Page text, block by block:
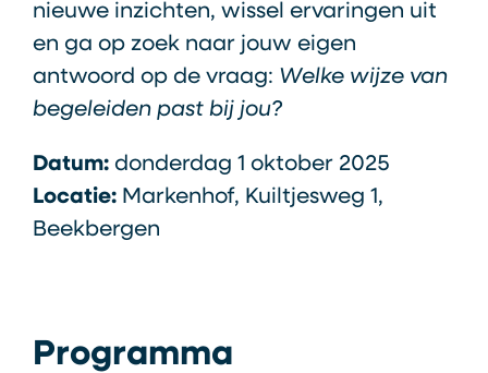
nieuwe inzichten, wissel ervaringen uit
en ga op zoek naar jouw eigen
antwoord op de vraag: Welke wijze van
begeleiden past bij jou?
Datum: donderdag 1 oktober 2025
Locatie: Markenhof, Kuiltjesweg 1,
Beekbergen
Programma